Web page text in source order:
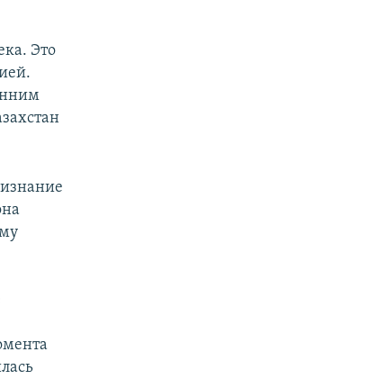
Это